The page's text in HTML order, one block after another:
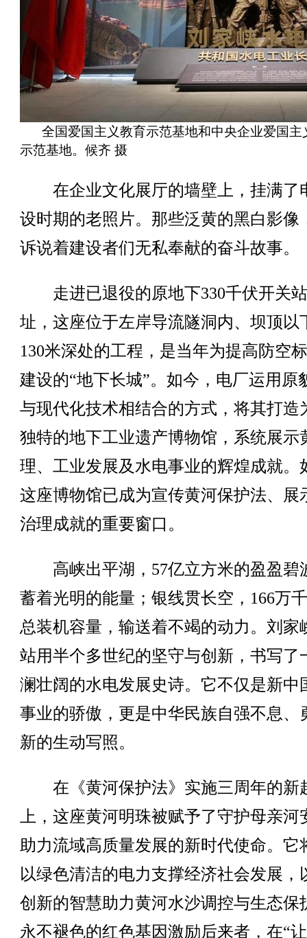
全国爱国主义教育示范基地和中央企业爱国主
示范基地。候齐 摄
在企业文化展厅的墙壁上，挂满了
设时期的老照片。那些泛黄的黑白影像
诉说着建设者们无私奉献的奋斗故事。
走进已退役的原地下330千伏开关
址，这座位于左岸导流隧洞内、坝顶以
130米深处的工程，是当年为提高防空
建设的“地下长城”。如今，电厂运用原
与现代化技术相结合的方式，将其打造
独特的地下工业遗产博物馆，系统展示
理、工业发展及水电事业的辉煌成就。
这座博物馆已成为宣传黄河保护法、展
治理成就的重要窗口。
高峡出平湖，57亿立方米的盈盈碧
蓄着光明的能量；银线贯长空，166万
总装机容量，输送着不竭的动力。刘家
站用半个多世纪的坚守与创新，书写了
澜壮阔的水电发展史诗。它不仅是新中
事业的骄傲，更是中华民族自强不息、
新的生动写照。
在《黄河保护法》实施三周年的新
上，这座黄河明珠被赋予了守护母亲河
助力流域高质量发展的新时代使命。它
以绿色清洁的电力支撑经济社会发展，
创新的智慧助力黄河水沙调控与生态保
永不褪色的红色基因激励后来者，在“